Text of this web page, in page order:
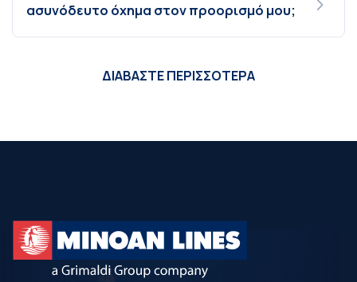
ασυνόδευτο όχημα στον προορισμό μου;
ΔΙΑΒΑΣΤΕ ΠΕΡΙΣΣΟΤΕΡΑ